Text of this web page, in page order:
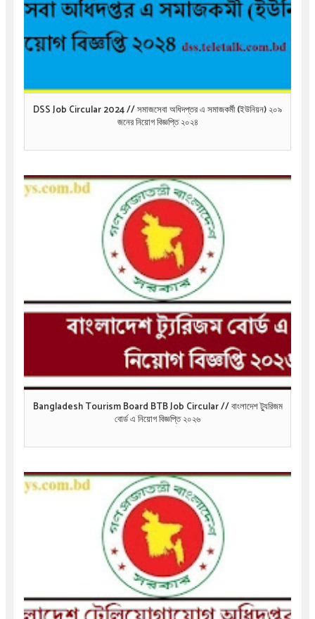
DSS Job Circular 2024 // সমাজসেবা অধিদপ্তর এ সমাজকর্মী (ইউনিয়ন) ২০৯
জনের নিয়োগ বিজ্ঞপ্তি ২০২৪
Bangladesh Tourism Board BTB Job Circular // বাংলাদেশ ট্যুরিজম
বোর্ড এ নিয়োগ বিজ্ঞপ্তি ২০২৬